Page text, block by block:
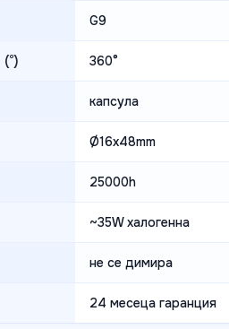
G9
360°
капсула
Ø16x48mm
25000h
~35W халогенна
не се димира
24 месеца гаранция